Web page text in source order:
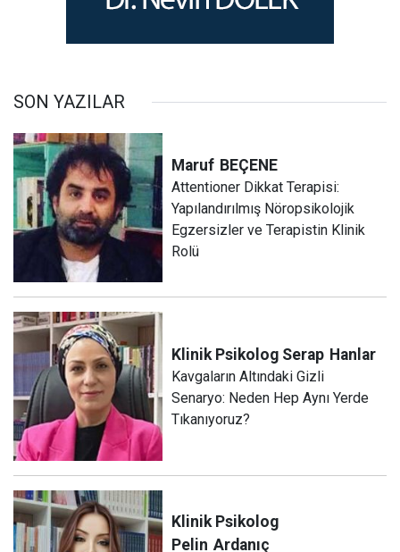
SON YAZILAR
Maruf BEÇENE
Attentioner Dikkat Terapisi:
Yapılandırılmış Nöropsikolojik
Egzersizler ve Terapistin Klinik
Rolü
Klinik Psikolog Serap Hanlar
Kavgaların Altındaki Gizli
Senaryo: Neden Hep Aynı Yerde
Tıkanıyoruz?
Klinik Psikolog
Pelin Ardanıç